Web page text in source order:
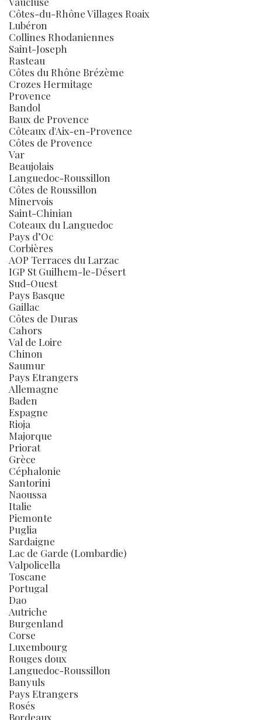
Côtes-du-Rhône Villages Roaix
Lubéron
Collines Rhodaniennes
Saint-Joseph
Rasteau
Côtes du Rhône Brézème
Crozes Hermitage
Provence
Bandol
Baux de Provence
Côteaux d'Aix-en-Provence
Côtes de Provence
Var
Beaujolais
Languedoc-Roussillon
Côtes de Roussillon
Minervois
Saint-Chinian
Coteaux du Languedoc
Pays d’Oc
Corbières
AOP Terraces du Larzac
IGP St Guilhem-le-Désert
Sud-Ouest
Pays Basque
Gaillac
Côtes de Duras
Cahors
Val de Loire
Chinon
Saumur
Pays Etrangers
Allemagne
Baden
Espagne
Rioja
Majorque
Priorat
Grèce
Céphalonie
Santorini
Naoussa
Italie
Piemonte
Puglia
Sardaigne
Lac de Garde (Lombardie)
Valpolicella
Toscane
Portugal
Dao
Autriche
Burgenland
Corse
Luxembourg
Rouges doux
Languedoc-Roussillon
Banyuls
Pays Etrangers
Rosés
Bordeaux